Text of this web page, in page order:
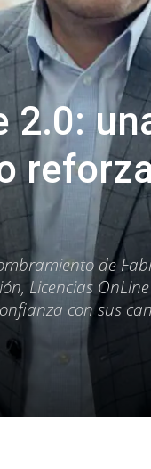
2.0:
de
Licencias
con sus